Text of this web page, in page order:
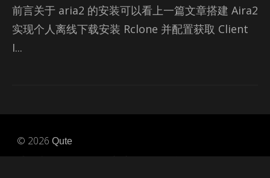
前言关于 aria2 的安装可以看上一篇文章搭建 Aira2
实现个人离线下载安装 Rclone 并配置获取 Client
I...
© 2026 Qute
感谢陪伴：1567 天 9 小时 43 分 53 秒